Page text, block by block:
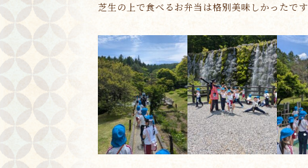
芝生の上で食べるお弁当は格別美味しかったです